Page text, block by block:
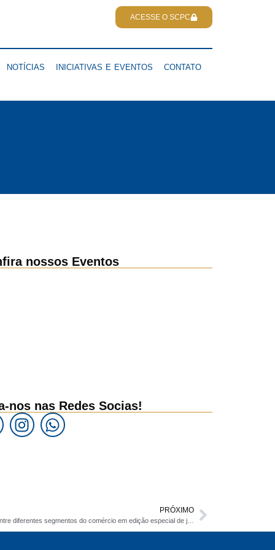
ACESSE O SCPC
NOTÍCIAS INICIATIVAS E EVENTOS CONTATO
nossos Eventos
nos nas Redes Socias!
PRÓXIMO
‘Café com Empresários’ promove conexões entre diferentes segmentos do comércio em edição especial de junho